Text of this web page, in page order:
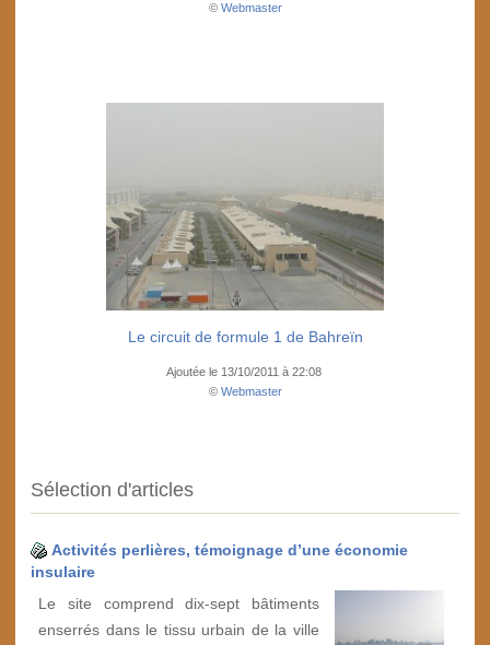
© Webmaster
Le circuit de formule 1 de Bahreïn
Ajoutée le 13/10/2011 à 22:08
© Webmaster
Sélection d'articles
Activités perlières, témoignage d’une économie
insulaire
Le site comprend dix-sept bâtiments
enserrés dans le tissu urbain de la ville